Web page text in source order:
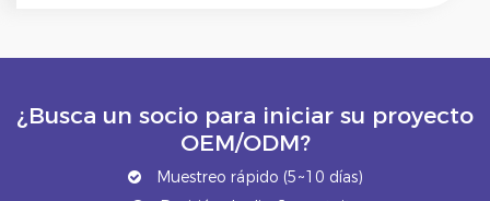
¿Busca un socio para iniciar su proyecto
OEM/ODM?
Muestreo rápido (5~10 días)